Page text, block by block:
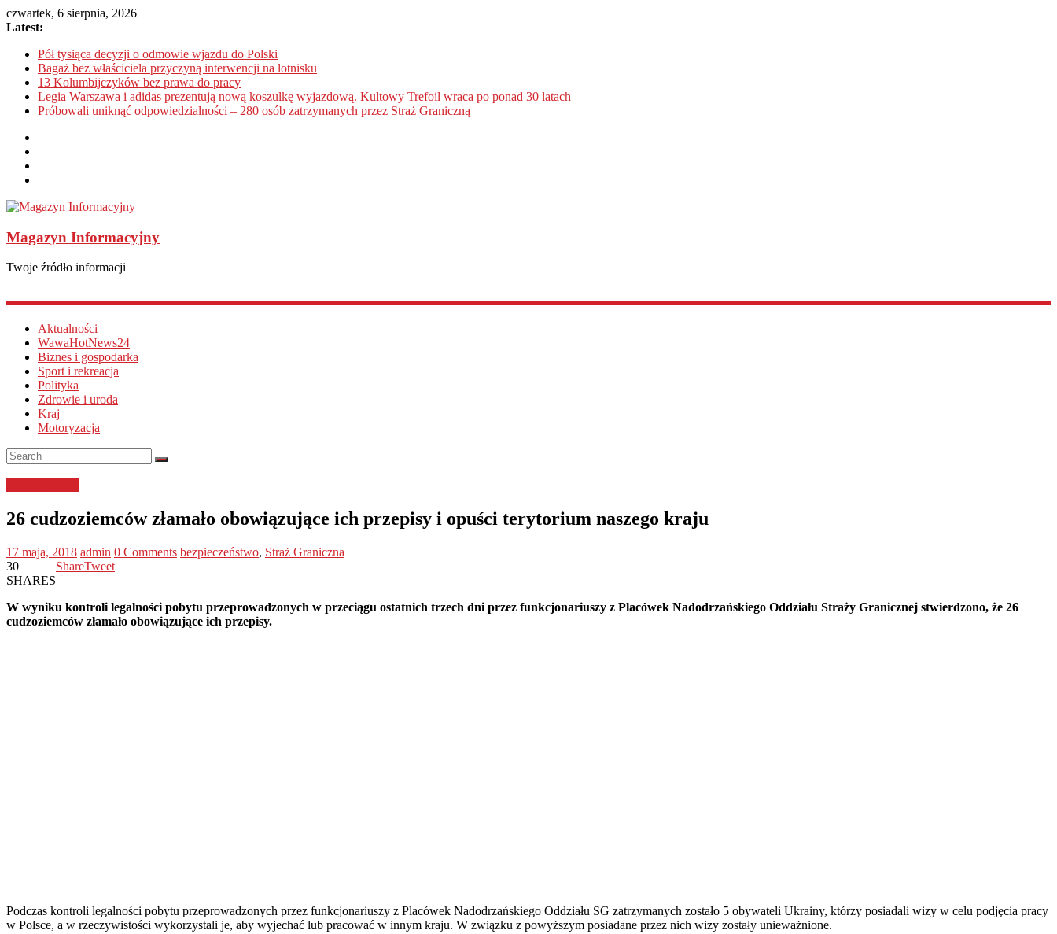
czwartek, 6 sierpnia, 2026
Latest:
Pół tysiąca decyzji o odmowie wjazdu do Polski
Bagaż bez właściciela przyczyną interwencji na lotnisku
13 Kolumbijczyków bez prawa do pracy
Legia Warszawa i adidas prezentują nową koszulkę wyjazdową. Kultowy Trefoil wraca po ponad 30 latach
Próbowali uniknąć odpowiedzialności – 280 osób zatrzymanych przez Straż Graniczną
Magazyn Informacyjny
Twoje źródło informacji
Aktualności
WawaHotNews24
Biznes i gospodarka
Sport i rekreacja
Polityka
Zdrowie i uroda
Kraj
Motoryzacja
26 cudzoziemców złamało obowiązujące ich przepisy i opuści terytorium naszego kraju
17 maja, 2018 admin 0 Comments bezpieczeństwo, Straż Graniczna
30
SHARES
ShareTweet
W wyniku kontroli legalności pobytu przeprowadzonych w przeciągu ostatnich trzech dni przez funkcjonariuszy z Placówek Nadodrzańskiego Oddziału Straży Granicznej stwierdzono, że 26
cudzoziemców złamało obowiązujące ich przepisy.
Podczas kontroli legalności pobytu przeprowadzonych przez funkcjonariuszy z Placówek Nadodrzańskiego Oddziału SG zatrzymanych zostało 5 obywateli Ukrainy, którzy posiadali wizy w celu podjęcia pracy
w Polsce, a w rzeczywistości wykorzystali je, aby wyjechać lub pracować w innym kraju. W związku z powyższym posiadane przez nich wizy zostały unieważnione.